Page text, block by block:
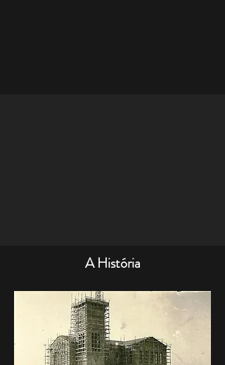
A História